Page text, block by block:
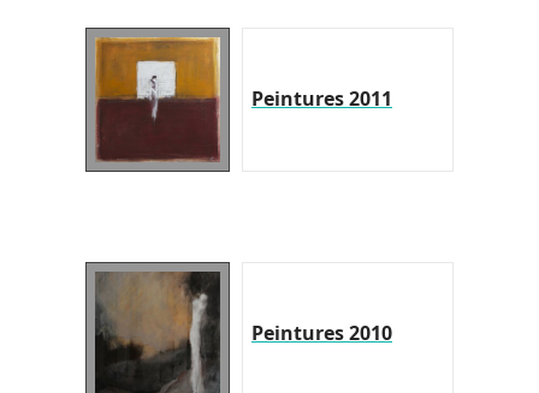
Peintures 2011
Peintures 2010